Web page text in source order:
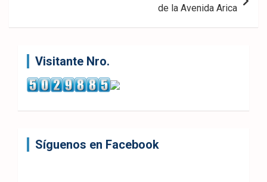
de la Avenida Arica
Visitante Nro.
Síguenos en Facebook